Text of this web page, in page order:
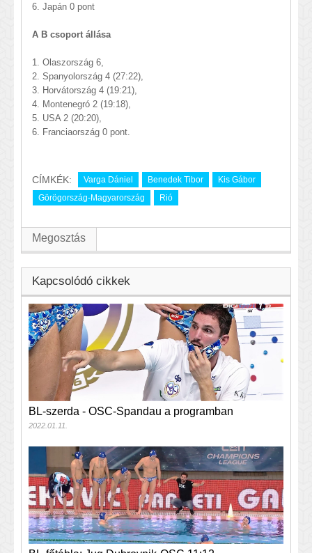
6. Japán 0 pont
A B csoport állása
1. Olaszország 6,
2. Spanyolország 4 (27:22),
3. Horvátország 4 (19:21),
4. Montenegró 2 (19:18),
5. USA 2 (20:20),
6. Franciaország 0 pont.
CÍMKÉK: Varga Dániel Benedek Tibor
Kis Gábor
Görögország-Magyarország
Rió
Megosztás
Kapcsolódó cikkek
BL-szerda - OSC-Spandau a programban
2022.01.11.